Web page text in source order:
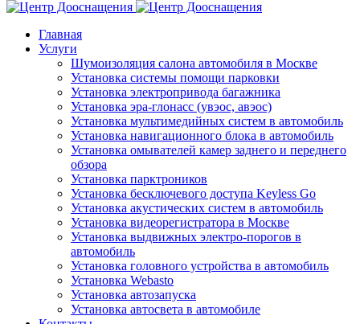
Главная
Услуги
Шумоизоляция салона автомобиля в Москве
Установка системы помощи парковки
Установка электропривода багажника
Установка эра-глонасс (увэос, авэос)
Установка мультимедийных систем в автомобиль
Установка навигационного блока в автомобиль
Установка омывателей камер заднего и переднего
обзора
Установка парктроников
Установка бесключевого доступа Keyless Go
Установка акустических систем в автомобиль
Установка видеорегистратора в Москве
Установка выдвижных электро-порогов в
автомобиль
Установка головного устройства в автомобиль
Установка Webasto
Установка автозапуска
Установка автосвета в автомобиле